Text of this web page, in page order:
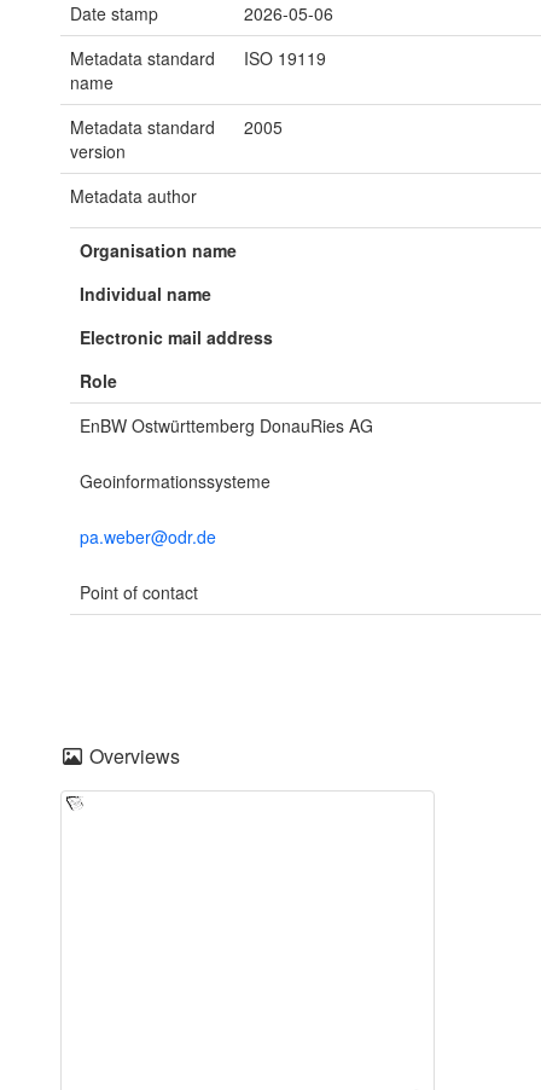
Date stamp
2026-05-06
Metadata standard
name
ISO 19119
Metadata standard
version
2005
Metadata author
Organisation name
Individual name
Electronic mail address
Role
EnBW Ostwürttemberg DonauRies AG
Geoinformationssysteme
pa.weber@odr.de
Point of contact
Overviews